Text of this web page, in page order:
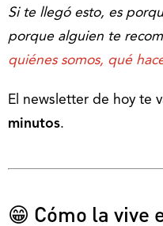
Si te llegó esto, es
porque alguien te
quiénes somos, qué
El newsletter de hoy te
minutos.
😁 Cómo la vive